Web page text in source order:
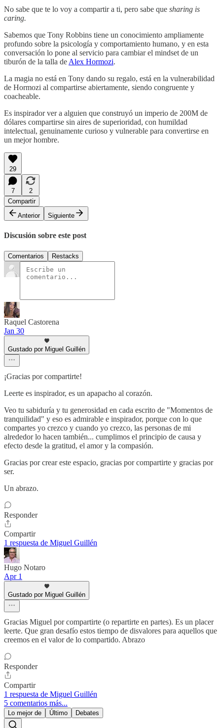
No sabe que te lo voy a compartir a ti, pero sabe que sharing is
caring.
Sabemos que Tony Robbins tiene un conocimiento ampliamente
profundo sobre la psicología y comportamiento humano, y en esta
conversación lo pone al servicio para cambiar el mindset de un
tiburón de la talla de Alex Hormozi.
La magia no está en Tony dando su regalo, está en la vulnerabilidad
de Hormozi al compartirse abiertamente, siendo congruente y
coacheable.
Es inspirador ver a alguien que construyó un imperio de 200M de
dólares compartirse sin aires de superioridad, con humildad
intelectual, genuinamente curioso y vulnerable para convertirse en
un mejor hombre.
29
7
2
Compartir
Anterior
Siguiente
Discusión sobre este post
Comentarios Restacks
Raquel Castorena
Jan 30
Gustado por Miguel Guillén
¡Gracias por compartirte!
Leerte es inspirador, es un apapacho al corazón.
Veo tu sabiduría y tu generosidad en cada escrito de "Momentos de
tranquilidad" y eso es admirable e inspirador, porque con lo que
compartes yo crezco y cuando yo crezco, las personas de mi
alrededor lo hacen también... cumplimos el principio de causa y
efecto desde la gratitud, el amor y la compasión.
Gracias por crear este espacio, gracias por compartirte y gracias por
ser.
Un abrazo.
Responder
Compartir
1 respuesta de Miguel Guillén
Hugo Notaro
Apr 1
Gustado por Miguel Guillén
Gracias Miguel por compartirte (o repartirte en partes). Es un placer
leerte. Que gran desafío estos tiempo de disvalores para aquellos que
creemos en el valor de lo compartido. Abrazo
Responder
Compartir
1 respuesta de Miguel Guillén
5 comentarios más...
Lo mejor de Último Debates